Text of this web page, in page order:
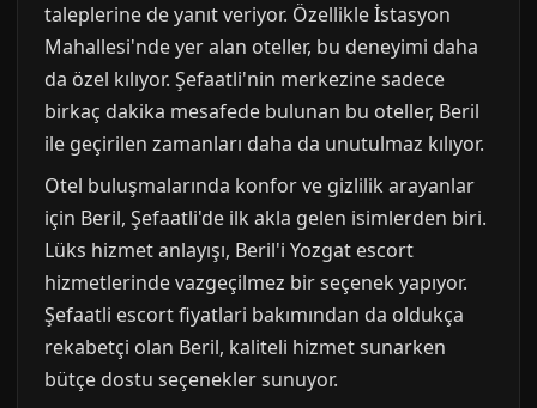
taleplerine de yanıt veriyor. Özellikle İstasyon
Mahallesi'nde yer alan oteller, bu deneyimi daha
da özel kılıyor. Şefaatli'nin merkezine sadece
birkaç dakika mesafede bulunan bu oteller, Beril
ile geçirilen zamanları daha da unutulmaz kılıyor.
Otel buluşmalarında konfor ve gizlilik arayanlar
için Beril, Şefaatli'de ilk akla gelen isimlerden biri.
Lüks hizmet anlayışı, Beril'i Yozgat escort
hizmetlerinde vazgeçilmez bir seçenek yapıyor.
Şefaatli escort fiyatlari bakımından da oldukça
rekabetçi olan Beril, kaliteli hizmet sunarken
bütçe dostu seçenekler sunuyor.